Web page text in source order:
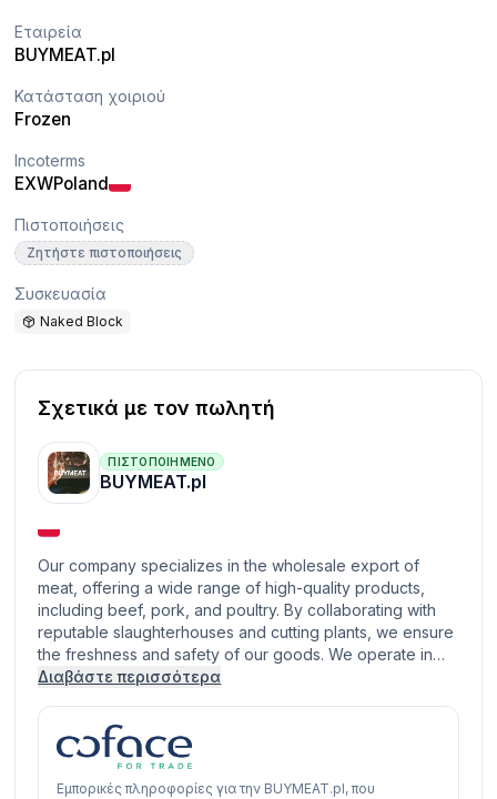
Εταιρεία
BUYMEAT.pl
Κατάσταση χοιριού
Frozen
Incoterms
EXWPoland
Πιστοποιήσεις
Ζητήστε πιστοποιήσεις
Συσκευασία
Naked Block
Σχετικά με τον πωλητή
ΠΙΣΤΟΠΟΙΗΜΈΝΟ
BUYMEAT.pl
Our company specializes in the wholesale export of
meat, offering a wide range of high-quality products,
including beef, pork, and poultry. By collaborating with
reputable slaughterhouses and cutting plants, we ensure
the freshness and safety of our goods. We operate in…
Διαβάστε περισσότερα
Εμπορικές πληροφορίες για την BUYMEAT.pl, που